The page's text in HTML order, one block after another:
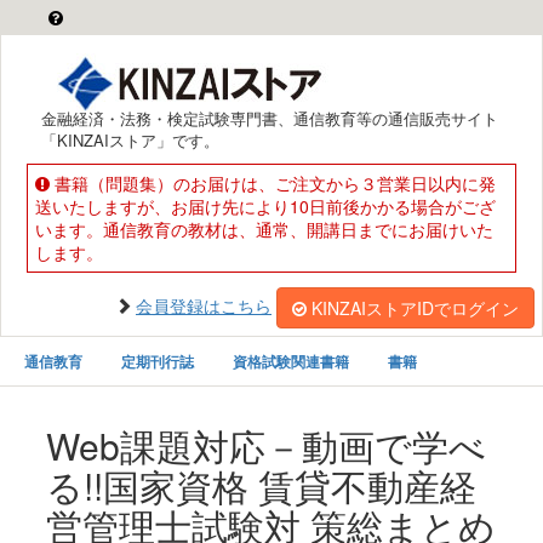
金融経済・法務・検定試験専門書、通信教育等の通信販売サイト
「KINZAIストア」です。
書籍（問題集）のお届けは、ご注文から３営業日以内に発
送いたしますが、お届け先により10日前後かかる場合がござ
います。通信教育の教材は、通常、開講日までにお届けいた
します。
会員登録はこちら KINZAIストアIDでログイン
通信教育 定期刊行誌 資格試験関連書籍 書籍
Web課題対応－動画で学べ
る!!国家資格 賃貸不動産経
営管理士試験対 策総まとめ